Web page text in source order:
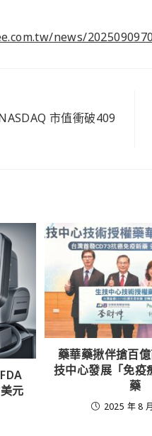
news/
市值衝破409
元
藥華藥揪伴搶百
技中心發展「免疫
藥
2025 年 8